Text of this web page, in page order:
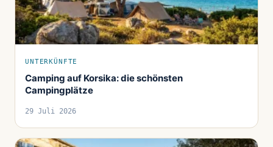
UNTERKÜNFTE
Camping auf Korsika: die schönsten
Campingplätze
29 Juli 2026